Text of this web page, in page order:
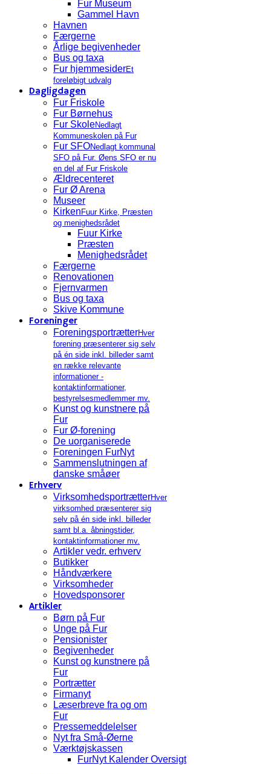
Fur Museum
Gammel Havn
Havnen
Færgerne
Årlige begivenheder
Bus og taxa
Fur hjemmesiderEt
foreløbigt udvalg
Dagligdagen
Fur Friskole
Fur Børnehus
Fur SkoleNedlagt
Kommuneskolen på Fur
Fur SFONedlagt kommunal
SFO på Fur. Øens SFO er nu
en del af Fur Friskole
Ældrecenteret
Fur Ø Arena
Museer
Kirken Fuur Kirke, Præsten
og menighedsrådet
Fuur Kirke
Præsten
Menighedsrådet
Færgerne
Renovationen
Fjernvarmen
Bus og taxa
Skive Kommune
Foreninger
ForeningsportrætterHver
forening præsenterer sig selv
på én side inkl. billeder samt
en række relevante
informationer -
kontaktinformationer,
bestyrelsesmedlemmer mv.
Kunst og kunstnere på
Fur
Fur Ø-forening
De uorganiserede
Foreningen FurNyt
Sammenslutningen af
danske småøer
Erhverv
VirksomhedsportrætterHver
virksomhed præsenterer sig
selv på én side inkl. billeder
samt bl.a. åbningstider,
kontaktinformationer mv.
Artikler vedr. erhverv
Butikker
Håndværkere
Virksomheder
Hovedsponsorer
Artikler
Børn på Fur
Unge på Fur
Pensionister
Begivenheder
Kunst og kunstnere på
Fur
Portrætter
Firmanyt
Læserbreve fra og om
Fur
Pressemeddelelser
Nyt fra Små-Øerne
Værktøjskassen
FurNyt Kalender Oversigt